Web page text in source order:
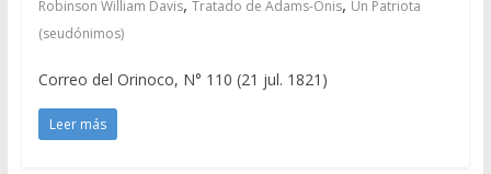
Robinson William Davis Tratado de Adams-Onis Un Patriota
(seudónimos)
Correo del Orinoco, N° 110 (21 jul. 1821)
Leer más